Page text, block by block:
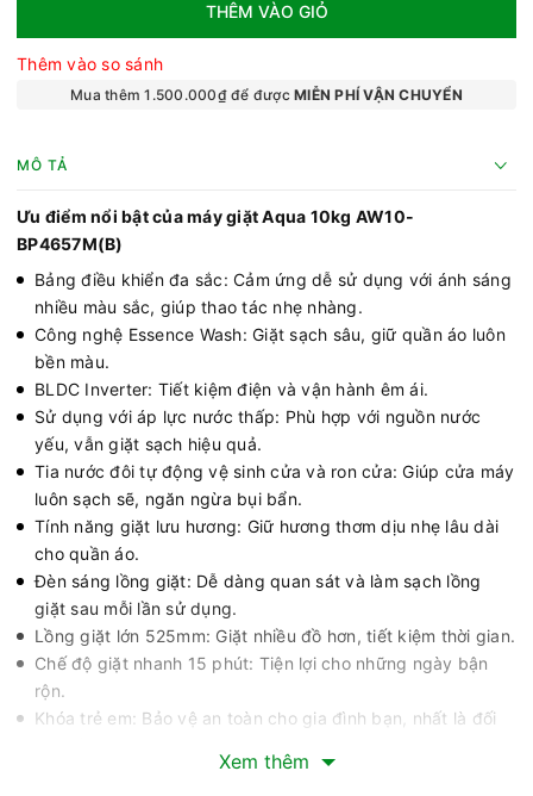
THÊM VÀO GIỎ
Thêm vào so sánh
Mua thêm 1.500.000₫ để đượcMIỄN PHÍ VẬN CHUYỂN
MÔ TẢ
Ưu điểm nổi bật của máy giặt Aqua 10kg AW10-
BP4657M(B)
Bảng điều khiển đa sắc: Cảm ứng dễ sử dụng với ánh sáng
nhiều màu sắc, giúp thao tác nhẹ nhàng.
Công nghệ Essence Wash: Giặt sạch sâu, giữ quần áo luôn
bền màu.
BLDC Inverter: Tiết kiệm điện và vận hành êm ái.
Sử dụng với áp lực nước thấp: Phù hợp với nguồn nước
yếu, vẫn giặt sạch hiệu quả.
Tia nước đôi tự động vệ sinh cửa và ron cửa: Giúp cửa máy
luôn sạch sẽ, ngăn ngừa bụi bẩn.
Tính năng giặt lưu hương: Giữ hương thơm dịu nhẹ lâu dài
cho quần áo.
Đèn sáng lồng giặt: Dễ dàng quan sát và làm sạch lồng
giặt sau mỗi lần sử dụng.
Lồng giặt lớn 525mm: Giặt nhiều đồ hơn, tiết kiệm thời gian.
Chế độ giặt nhanh 15 phút: Tiện lợi cho những ngày bận
rộn.
Khóa trẻ em: Bảo vệ an toàn cho gia đình bạn, nhất là đối
Xem thêm